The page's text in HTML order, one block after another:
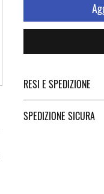
RESI E SPEDIZIONE
Spedizione cliccando i
SPEDIZIONE SICURA